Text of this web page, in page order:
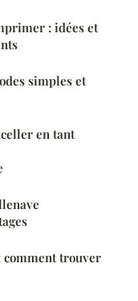
: idées et
simples et
en tant
comment trouver